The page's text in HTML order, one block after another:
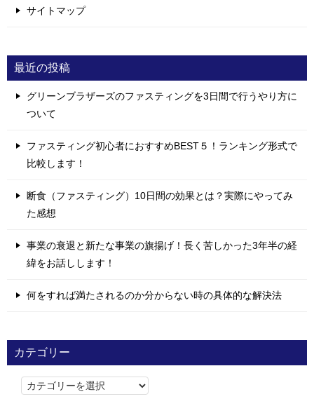
サイトマップ
最近の投稿
グリーンブラザーズのファスティングを3日間で行うやり方に
ついて
ファスティング初心者におすすめBEST５！ランキング形式で
比較します！
断食（ファスティング）10日間の効果とは？実際にやってみ
た感想
事業の衰退と新たな事業の旗揚げ！長く苦しかった3年半の経
緯をお話しします！
何をすれば満たされるのか分からない時の具体的な解決法
カテゴリー
カ